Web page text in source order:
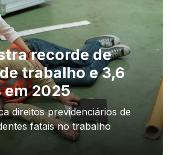
recorde de
trabalho e 3,6
em 2025
direitos previdenciários de
fatais no trabalho